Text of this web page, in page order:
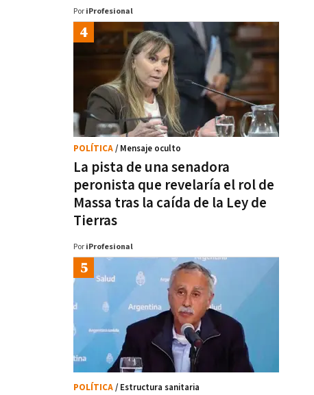
Por iProfesional
La pista de una senadora
peronista que revelaría el rol de
Massa tras la caída de la Ley de
Tierras
POLÍTICA/ Mensaje oculto
Por iProfesional
POLÍTICA/ Estructura sanitaria